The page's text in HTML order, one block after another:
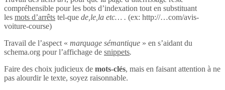
compréhensible pour les bots d’indexation tout en substituant
les mots d’arrêts tel-que de,le,la etc… . (ex: http://…com/avis-
voiture-course)
Travail de l’aspect « marquage sémantique » en s’aidant du
schema.org pour l’affichage de snippets.
Faire des choix judicieux de mots-clés, mais en faisant attention à ne
pas alourdir le texte, soyez raisonnable.